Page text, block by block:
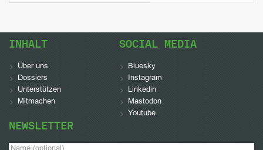
INHALT
Über uns
Dossiers
Unterstützen
Mitmachen
SOCIAL MEDIA
Bluesky
Instagram
Linkedin
Mastodon
Youtube
NEWSLETTER